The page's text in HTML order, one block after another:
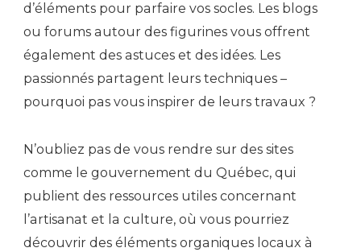
d’éléments pour parfaire vos socles. Les blogs
ou forums autour des figurines vous offrent
également des astuces et des idées. Les
passionnés partagent leurs techniques –
pourquoi pas vous inspirer de leurs travaux ?
N’oubliez pas de vous rendre sur des sites
comme le gouvernement du Québec, qui
publient des ressources utiles concernant
l’artisanat et la culture, où vous pourriez
découvrir des éléments organiques locaux à